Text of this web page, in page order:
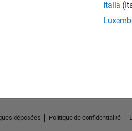
Italia
déposées Politique de confidentialité